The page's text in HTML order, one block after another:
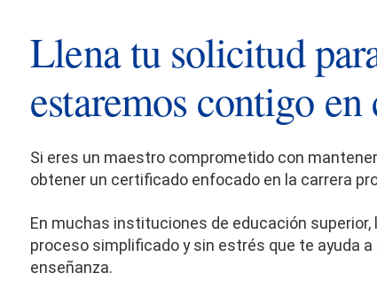
Llena tu solicitud
estaremos contigo
Si eres un maestro comprometido con
obtener un certificado enfocado en la carrera
En muchas instituciones de educación
proceso simplificado y sin estrés que te ayuda
enseñanza.